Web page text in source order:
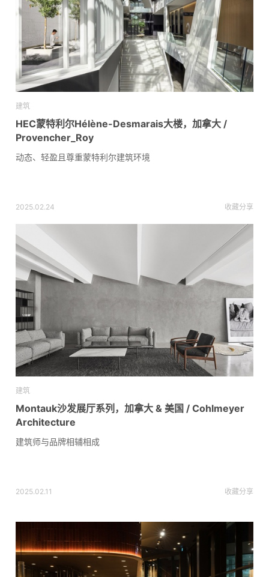
建筑
HEC蒙特利尔Hélène-Desmarais大楼，加拿大 /
Provencher_Roy
动态、轻盈且尊重蒙特利尔建筑环境
2025.02.24 收藏分享
建筑
Montauk沙发展厅系列，加拿大 & 美国 / Cohlmeyer
Architecture
建筑师与品牌相辅相成
2025.02.11 收藏分享